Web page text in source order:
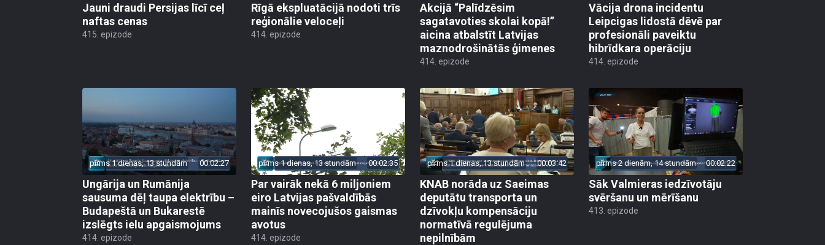
Jauni draudi Persijas līcī ceļ
naftas cenas
415. epizode
Rīgā ekspluatācijā nodoti trīs
reģionālie veloceļi
414. epizode
Akcijā “Palīdzēsim
sagatavoties skolai kopā!”
aicina atbalstīt Latvijas
maznodrošinātās ģimenes
414. epizode
Vācija drona incidentu
Leipcigas lidostā dēvē par
profesionāli paveiktu
hibrīdkara operāciju
414. epizode
pirms 1 dienas, 13 stundām 00:02:27
Ungārija un Rumānija
sausuma dēļ taupa elektrību –
Budapeštā un Bukarestē
izslēgts ielu apgaismojums
414. epizode
pirms 1 dienas, 13 stundām 00:02:35
Par vairāk nekā 6 miljoniem
eiro Latvijas pašvaldībās
mainīs novecojušos gaismas
avotus
414. epizode
pirms 1 dienas, 13 stundām 00:03:42
KNAB norāda uz Saeimas
deputātu transporta un
dzīvokļu kompensāciju
normatīvā regulējuma
nepilnībām
pirms 2 dienām, 14 stundām 00:02:22
Sāk Valmieras iedzīvotāju
svēršanu un mērīšanu
413. epizode